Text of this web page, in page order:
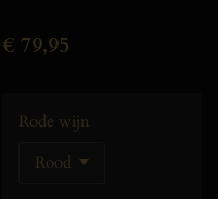
€ 79,95
Rode wijn